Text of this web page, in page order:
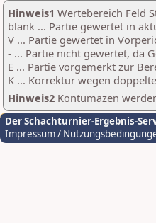
Hinweis1 Wertebereich Feld
blank ... Partie gewertet in
V ... Partie gewertet in
- ... Partie nicht gewertet, da
E ... Partie vorgemerkt zur
K ... Korrektur wegen
Hinweis2 Kontumazen
Der Schachturnier-Ergebnis-
Impressum /